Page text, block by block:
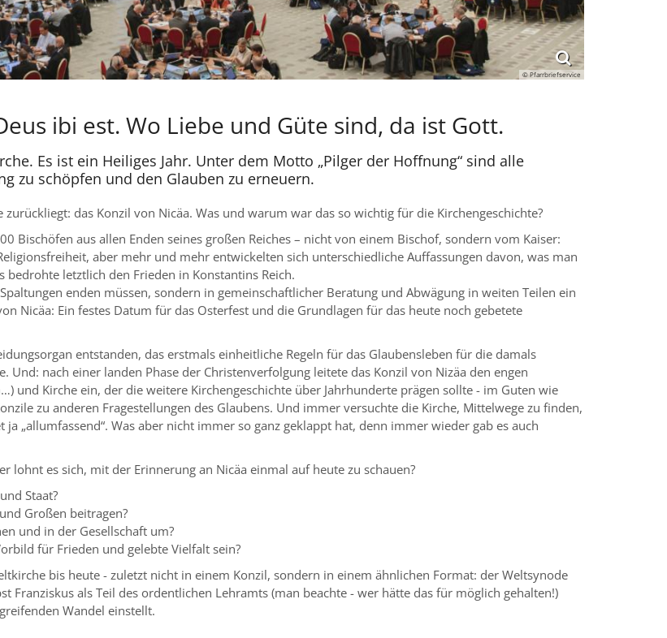
© Pfarrbriefservice
ibi est. Wo Liebe und Güte sind, da ist Gott.
Es ist ein Heiliges Jahr. Unter dem Motto „Pilger der Hoffnung“ sind alle
zu schöpfen und den Glauben zu erneuern.
das Konzil von Nicäa. Was und warum war das so wichtig für die Kirchengeschichte?
Bischöfen aus allen Enden seines großen Reiches – nicht von einem Bischof, sondern vom Kaiser:
aber mehr und mehr entwickelten sich unterschiedliche Auffassungen davon, was man
letztlich den Frieden in Konstantins Reich.
enden müssen, sondern in gemeinschaftlicher Beratung und Abwägung in weiten Teilen ein
Nicäa: Ein festes Datum für das Osterfest und die Grundlagen für das heute noch gebetete
entstanden, das erstmals einheitliche Regeln für das Glaubensleben für die damals
Und: nach einer landen Phase der Christenverfolgung leitete das Konzil von Nizäa den engen
und Kirche ein, der die weitere Kirchengeschichte über Jahrhunderte prägen sollte - im Guten wie
zu anderen Fragestellungen des Glaubens. Und immer versuchte die Kirche, Mittelwege zu finden,
„allumfassend“. Was aber nicht immer so ganz geklappt hat, denn immer wieder gab es auch
lohnt es sich, mit der Erinnerung an Nicäa einmal auf heute zu schauen?
Staat?
Großen beitragen?
und in der Gesellschaft um?
für Frieden und gelebte Vielfalt sein?
bis heute - zuletzt nicht in einem Konzil, sondern in einem ähnlichen Format: der Weltsynode
Franziskus als Teil des ordentlichen Lehramts (man beachte - wer hätte das für möglich gehalten!)
Wandel einstellt.